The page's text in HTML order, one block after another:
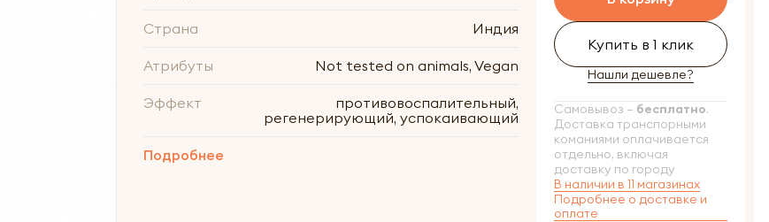
Страна Индия
Атрибуты Not tested on animals, Vegan
Эффект
противовоспалительный,
регенерирующий, успокаивающий
Подробнее
Купить в 1 клик
Нашли дешевле?
Самовывоз – бесплатно.
Доставка транспорными
команиями оплачивается
отдельно, включая
доставку по городу
В наличии в 11 магазинах
Подробнее о доставке и
оплате